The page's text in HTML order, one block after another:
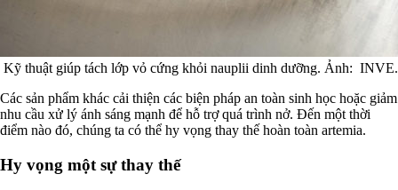
Kỹ thuật giúp tách lớp vỏ cứng khỏi nauplii dinh dưỡng. Ảnh: INVE.
Các sản phẩm khác cải thiện các biện pháp an toàn sinh học hoặc giảm
nhu cầu xử lý ánh sáng mạnh để hỗ trợ quá trình nở. Đến một thời
điểm nào đó, chúng ta có thể hy vọng thay thế hoàn toàn artemia.
Hy vọng một sự thay thế